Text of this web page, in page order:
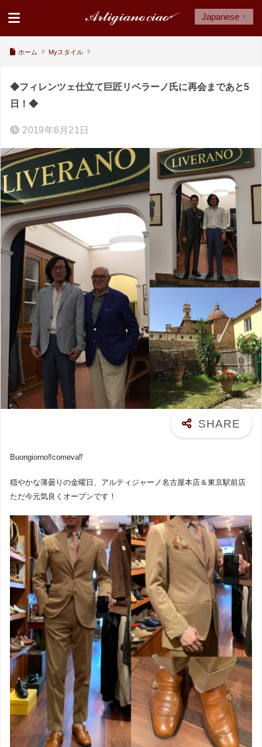
ホーム Myスタイル
◆フィレンツェ仕立て巨匠リベラーノ氏に再会まであと5
日！◆
2019年6月21日
Buongiorno‼︎comeva⁉︎
穏やかな薄曇りの金曜日、アルティジャーノ名古屋本店＆東京駅前店
ただ今元気良くオープンです！
Japanese ▼